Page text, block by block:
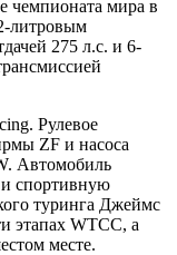
чемпионата мира в
литровым
275 л.с. и 6-
Рулевое
ZF и насоса
Автомобиль
и спортивную
туринга Джеймс
этапах WTCC, а
месте.